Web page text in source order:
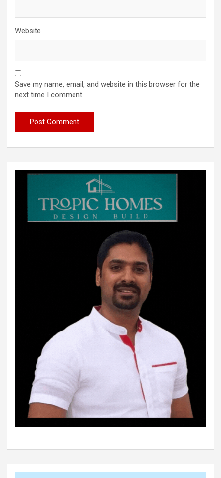
Website
Save my name, email, and website in this browser for the
next time I comment.